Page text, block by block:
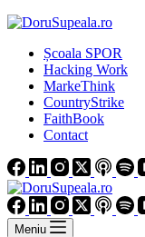
Școala SPOR
Hacking Work
MarkeThink
CountryStrike
FaithBook
Contact
Meniu